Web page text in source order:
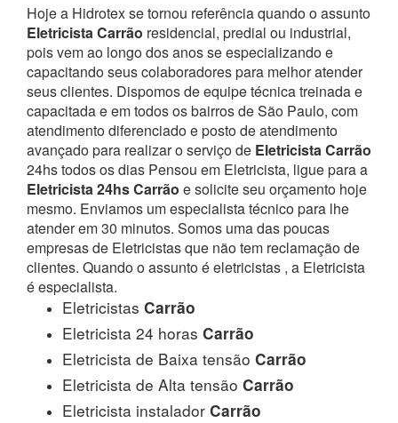
Hoje a Hidrotex se tornou referência quando o assunto
Eletricista Carrão residencial, predial ou industrial,
pois vem ao longo dos anos se especializando e
capacitando seus colaboradores para melhor atender
seus clientes. Dispomos de equipe técnica treinada e
capacitada e em todos os bairros de São Paulo, com
atendimento diferenciado e posto de atendimento
avançado para realizar o serviço de Eletricista Carrão
24hs todos os dias Pensou em Eletricista, ligue para a
Eletricista 24hs Carrão e solicite seu orçamento hoje
mesmo. Enviamos um especialista técnico para lhe
atender em 30 minutos. Somos uma das poucas
empresas de Eletricistas que não tem reclamação de
clientes. Quando o assunto é eletricistas , a Eletricista
é especialista.
Eletricistas Carrão
Eletricista 24 horas Carrão
Eletricista de Baixa tensão Carrão
Eletricista de Alta tensão Carrão
Eletricista instalador Carrão